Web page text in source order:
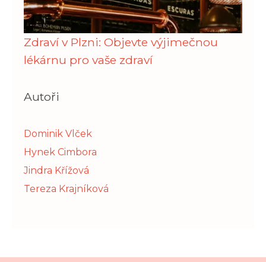
Zdraví v Plzni: Objevte výjimečnou
lékárnu pro vaše zdraví
Autoři
Dominik Vlček
Hynek Cimbora
Jindra Křížová
Tereza Krajníková